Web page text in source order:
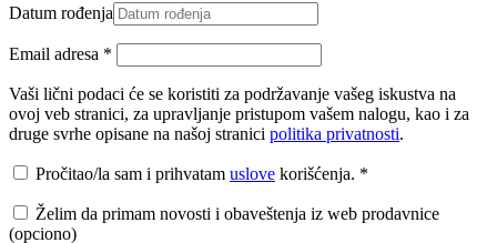
Datum rođenja
Email adresa *
Vaši lični podaci će se koristiti za podržavanje vašeg iskustva na
ovoj veb stranici, za upravljanje pristupom vašem nalogu, kao i za
druge svrhe opisane na našoj stranici politika privatnosti.
Pročitao/la sam i prihvatam uslove korišćenja. *
Želim da primam novosti i obaveštenja iz web prodavnice
(opciono)